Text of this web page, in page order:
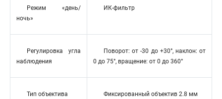
Режим «день/
ночь»
ИК-фильтр
Регулировка угла
наблюдения
Поворот: от -30 до +30°, наклон: от
0 до 75°, вращение: от 0 до 360°
Тип объектива Фиксированный объектив 2.8 мм